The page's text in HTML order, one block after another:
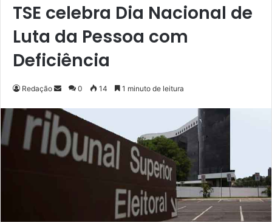
TSE celebra Dia Nacional de
Luta da Pessoa com
Deficiência
Redação
d
e
0 14 1 minuto de leitura